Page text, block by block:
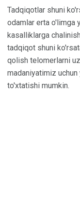
Tadqiqotlar shuni
odamlar erta o'limga
kasalliklarga
tadqiqot shuni
qolish telomerlarni
madaniyatimiz
to'xtatishi mumkin.